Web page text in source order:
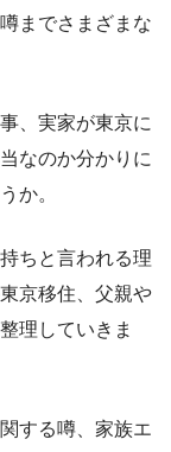
までさまざまな
、実家が東京に
なのか分かりに
か。
ちと言われる理
京移住、父親や
理していきま
する噂、家族エ